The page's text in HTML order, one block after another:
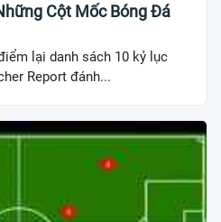
Cột Mốc Bóng Đá
lại danh sách 10 kỷ lục
Report đánh...